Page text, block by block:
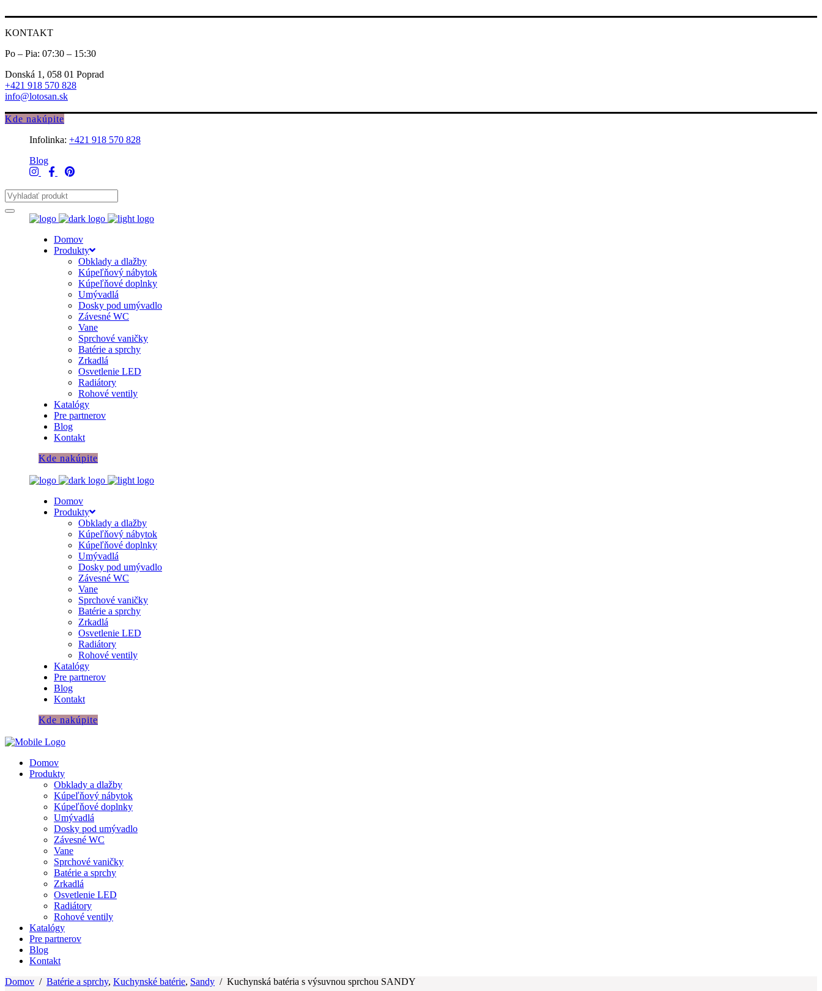
KONTAKT
Po – Pia: 07:30 – 15:30
Donská 1, 058 01 Poprad
+421 918 570 828
info@lotosan.sk
Kde nakúpite
Infolinka: +421 918 570 828
Blog
Domov
Produkty
Obklady a dlažby
Kúpeľňový nábytok
Kúpeľňové doplnky
Umývadlá
Dosky pod umývadlo
Závesné WC
Vane
Sprchové vaničky
Batérie a sprchy
Zrkadlá
Osvetlenie LED
Radiátory
Rohové ventily
Katalógy
Pre partnerov
Blog
Kontakt
Kde nakúpite
Domov
Produkty
Obklady a dlažby
Kúpeľňový nábytok
Kúpeľňové doplnky
Umývadlá
Dosky pod umývadlo
Závesné WC
Vane
Sprchové vaničky
Batérie a sprchy
Zrkadlá
Osvetlenie LED
Radiátory
Rohové ventily
Katalógy
Pre partnerov
Blog
Kontakt
Kde nakúpite
Domov
Produkty
Obklady a dlažby
Kúpeľňový nábytok
Kúpeľňové doplnky
Umývadlá
Dosky pod umývadlo
Závesné WC
Vane
Sprchové vaničky
Batérie a sprchy
Zrkadlá
Osvetlenie LED
Radiátory
Rohové ventily
Katalógy
Pre partnerov
Blog
Kontakt
Domov / Batérie a sprchy, Kuchynské batérie, Sandy / Kuchynská batéria s výsuvnou sprchou SANDY